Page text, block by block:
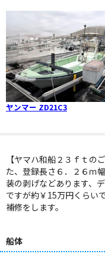
ヤンマー ZD21C3
【ヤマハ和船２３ｆｔ
た、登録長さ６．２６ｍ
装の剥げなどあります、
ですが約￥15万円くらい
補修をします。
船体